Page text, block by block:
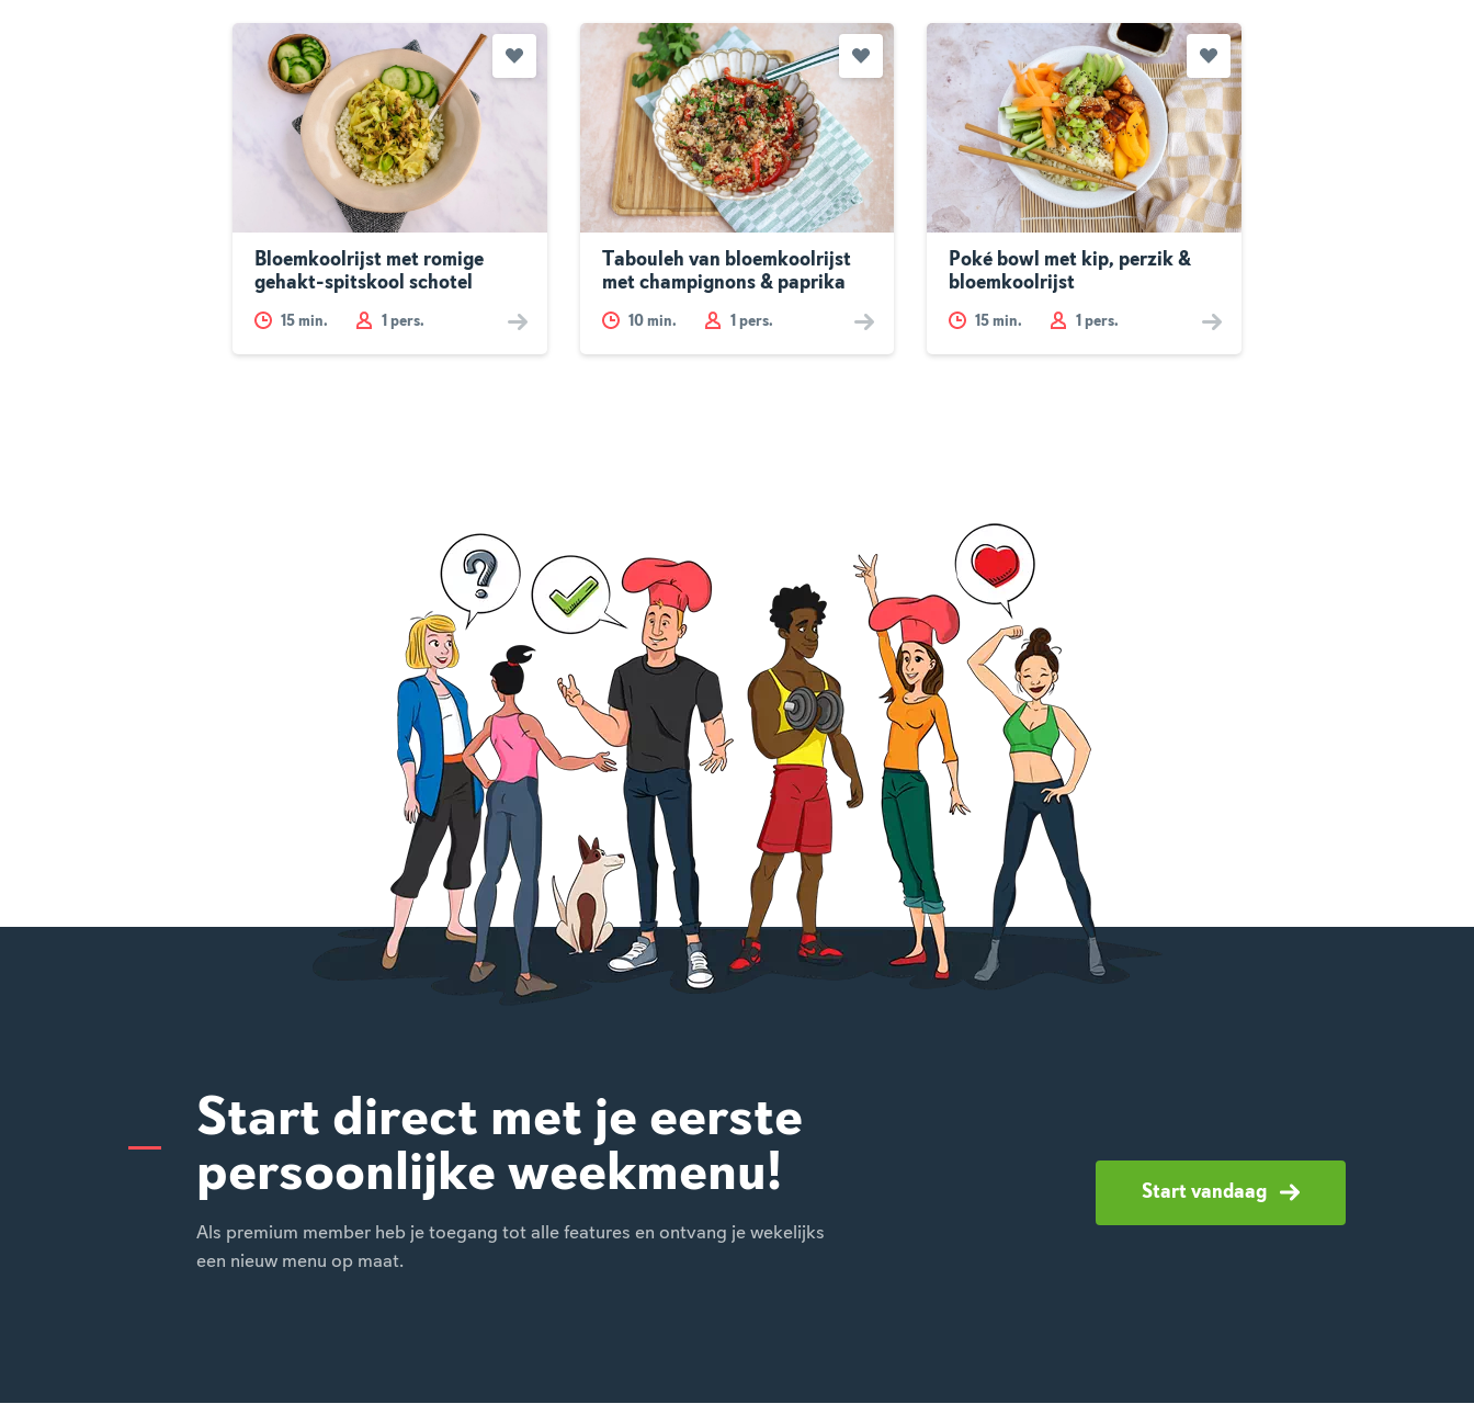
Bloemkoolrijst met romige
gehakt-spitskool schotel
15 min. 1 pers.
Tabouleh van bloemkoolrijst
met champignons & paprika
10min. 1 pers.
Poké bowl met kip, perzik &
bloemkoolrijst
15 min. 1 pers.
Start direct met je eerste
persoonlijke weekmenu!
Als premium member heb je toegang tot alle features en ontvang je wekelijks
een nieuw menu op maat.
Start vandaag